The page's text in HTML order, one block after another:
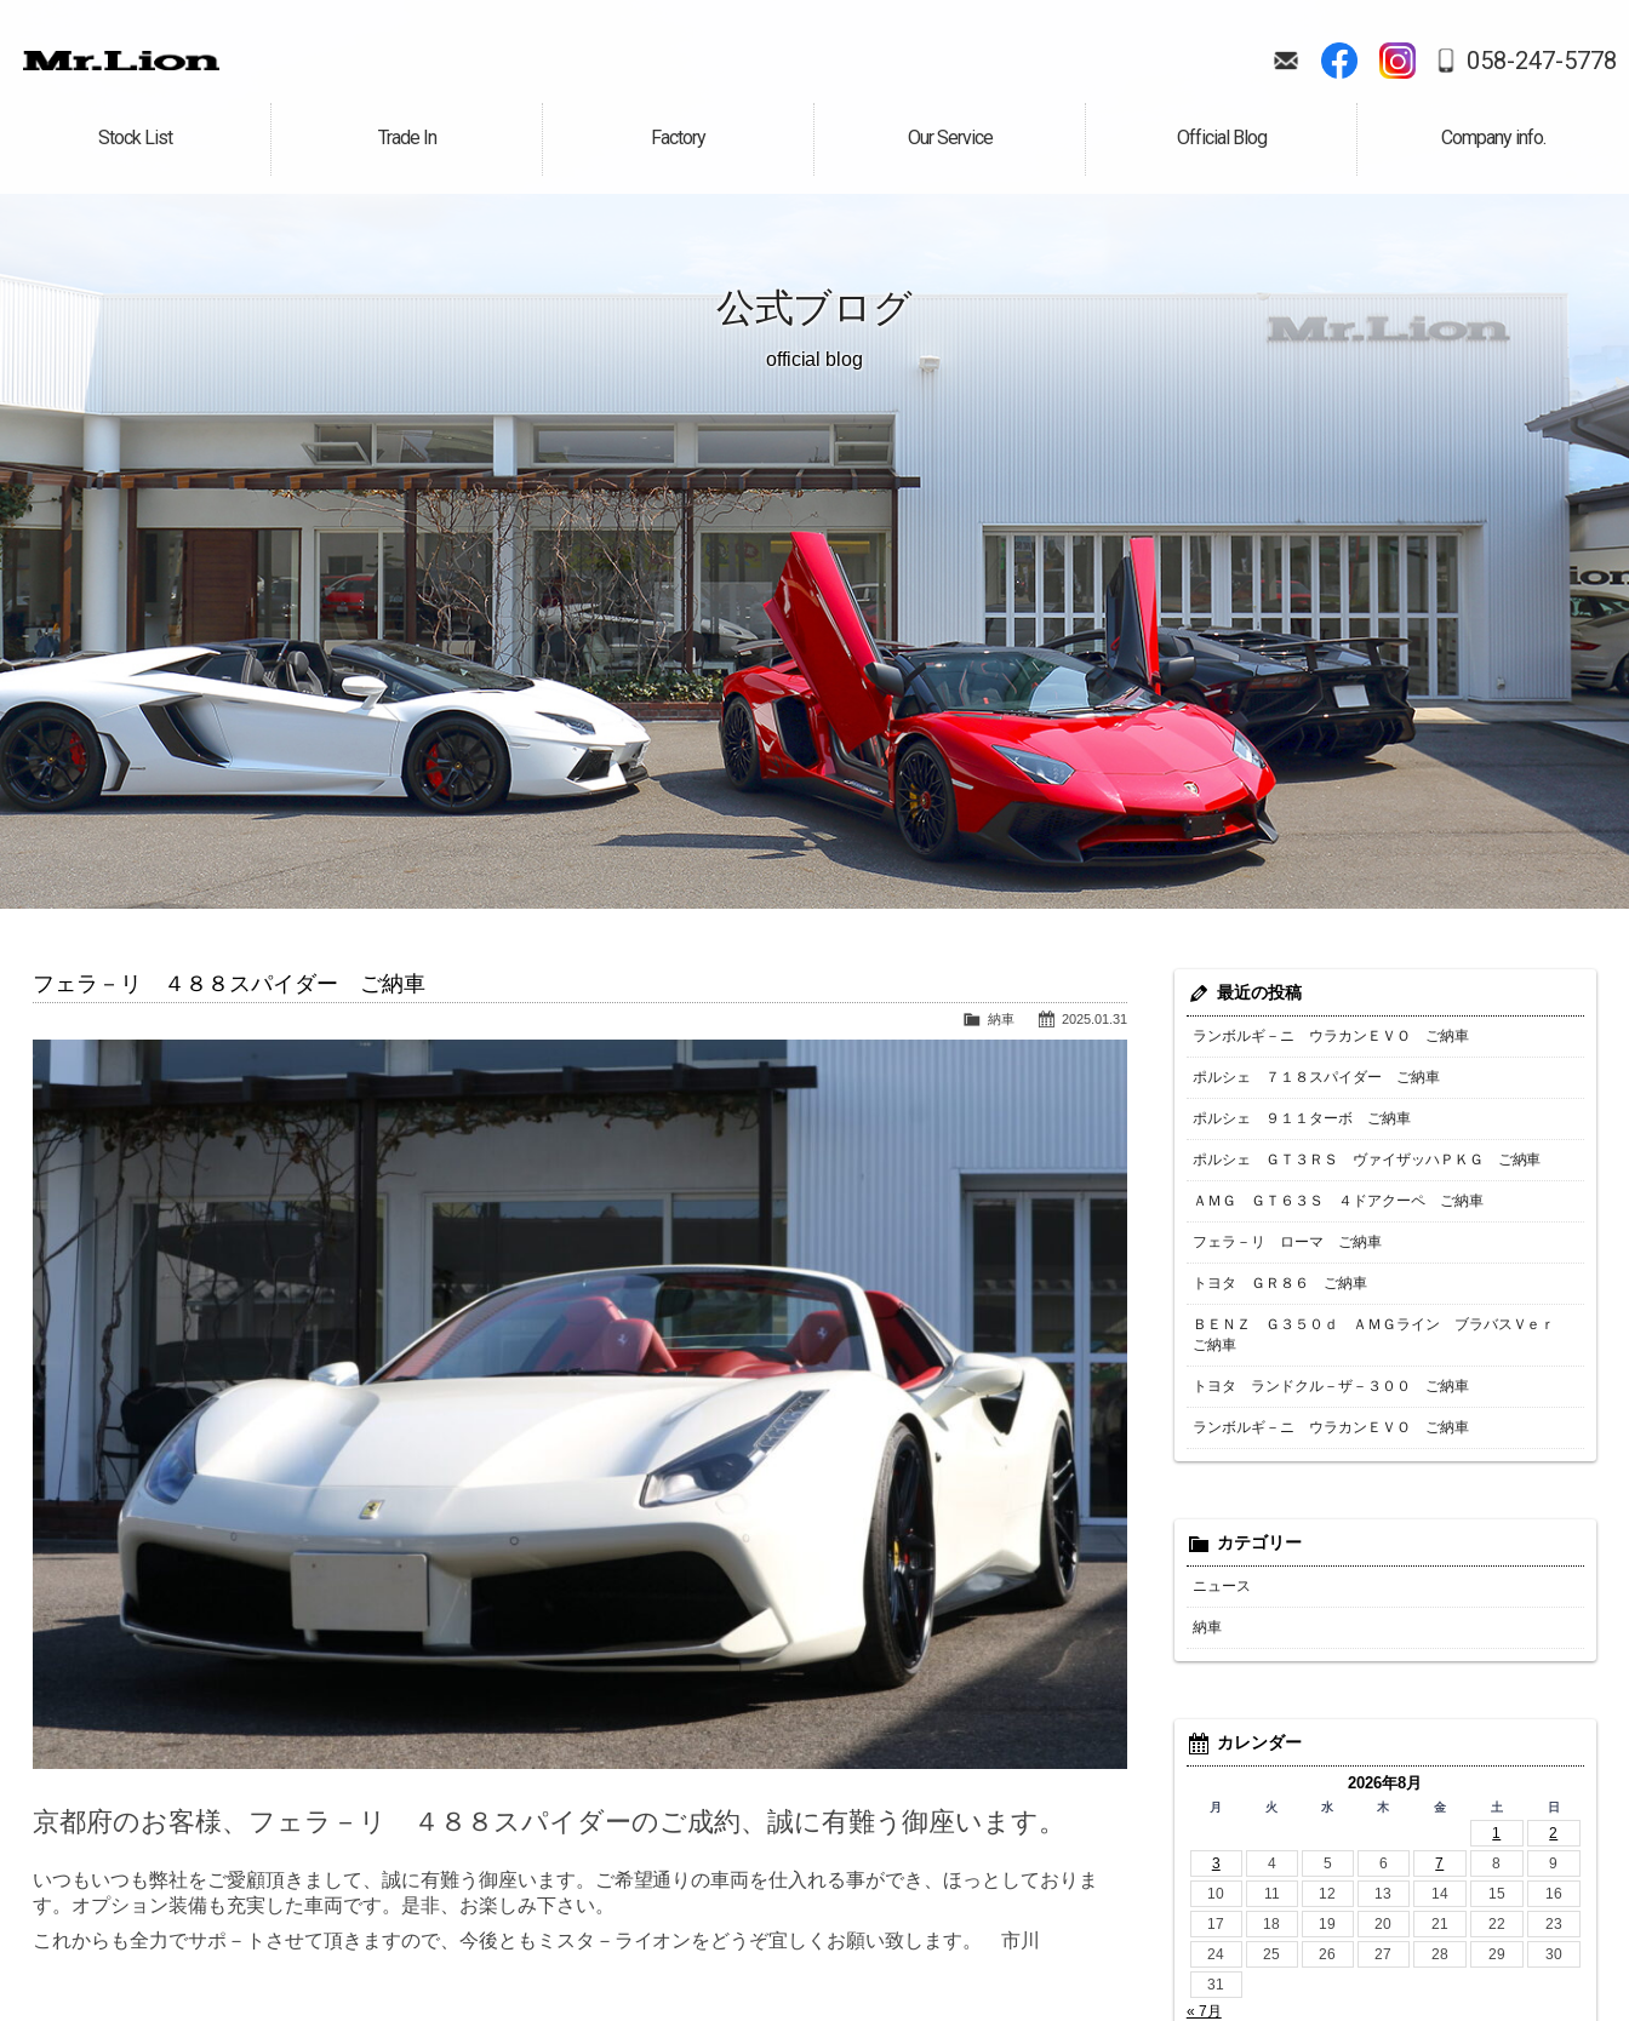
058-247-5778
Stock List
在庫車情報 Trade In
買取無料査定 Factory
自社工場 Our Service
サービス案内 Official Blog
公式ブログ Company info.
会社案内
公式ブログ
official blog
フェラ－リ ４８８スパイダー ご納車
2025.01.31
納車
京都府のお客様、フェラ－リ ４８８スパイダーのご成約、誠に有難う御座います。
いつもいつも弊社をご愛顧頂きまして、誠に有難う御座います。ご希望通りの車両を仕入れる事ができ、ほっとしておりま
す。オプション装備も充実した車両です。是非、お楽しみ下さい。
これからも全力でサポ－トさせて頂きますので、今後ともミスタ－ライオンをどうぞ宜しくお願い致します。 市川
最近の投稿
ランボルギ－ニ ウラカンＥＶＯ ご納車
ポルシェ ７１８スパイダー ご納車
ポルシェ ９１１ターボ ご納車
ポルシェ ＧＴ３ＲＳ ヴァイザッハＰＫＧ ご納車
ＡＭＧ ＧＴ６３Ｓ ４ドアクーペ ご納車
フェラ－リ ローマ ご納車
トヨタ ＧＲ８６ ご納車
ＢＥＮＺ Ｇ３５０ｄ ＡＭＧライン ブラバスＶｅｒ
ご納車
トヨタ ランドクル－ザ－３００ ご納車
ランボルギ－ニ ウラカンＥＶＯ ご納車
カテゴリー
ニュース
納車
カレンダー
2026年8月
月 火 水 木 金 土 日
1
2
3
4 5 6 7 8
9
10
11 12 13 14 15
16
17
18 19 20 21 22
23
24
25 26 27 28 29
30
31
« 7月